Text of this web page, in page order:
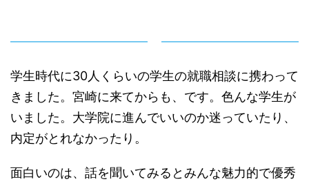
学生時代に30人くらいの学生の就職相談に携わって
きました。宮崎に来てからも、です。色んな学生が
いました。大学院に進んでいいのか迷っていたり、
内定がとれなかったり。
面白いのは、話を聞いてみるとみんな魅力的で優秀